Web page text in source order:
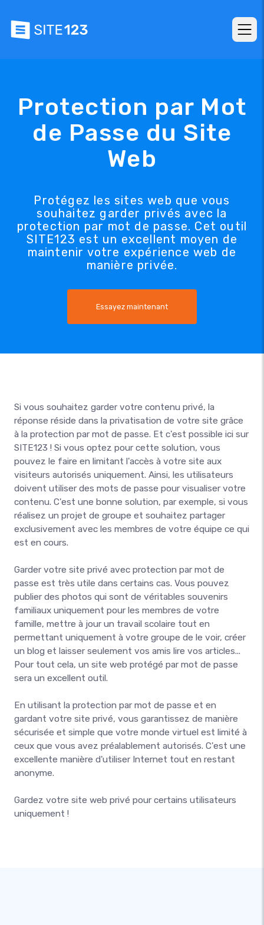
Protection par Mot
de Passe du Site
Web
Protégez les sites web que vous
souhaitez garder privés avec la
protection par mot de passe. Cet outil
SITE123 est un excellent moyen de
maintenir votre expérience web de
manière privée.
Essayez maintenant
Si vous souhaitez garder votre contenu privé, la
réponse réside dans la privatisation de votre site grâce
à la protection par mot de passe. Et c'est possible ici sur
SITE123 ! Si vous optez pour cette solution, vous
pouvez le faire en limitant l'accès à votre site aux
visiteurs autorisés uniquement. Ainsi, les utilisateurs
doivent utiliser des mots de passe pour visualiser votre
contenu. C'est une bonne solution, par exemple, si vous
réalisez un projet de groupe et souhaitez partager
exclusivement avec les membres de votre équipe ce qui
est en cours.
Garder votre site privé avec protection par mot de
passe est très utile dans certains cas. Vous pouvez
publier des photos qui sont de véritables souvenirs
familiaux uniquement pour les membres de votre
famille, mettre à jour un travail scolaire tout en
permettant uniquement à votre groupe de le voir, créer
un blog et laisser seulement vos amis lire vos articles...
Pour tout cela, un site web protégé par mot de passe
sera un excellent outil.
En utilisant la protection par mot de passe et en
gardant votre site privé, vous garantissez de manière
sécurisée et simple que votre monde virtuel est limité à
ceux que vous avez préalablement autorisés. C'est une
excellente manière d'utiliser Internet tout en restant
anonyme.
Gardez votre site web privé pour certains utilisateurs
uniquement !